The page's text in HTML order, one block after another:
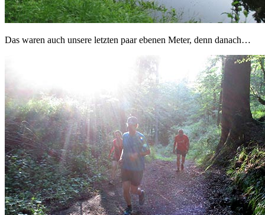
Das waren auch unsere letzten paar ebenen Meter, denn danach…